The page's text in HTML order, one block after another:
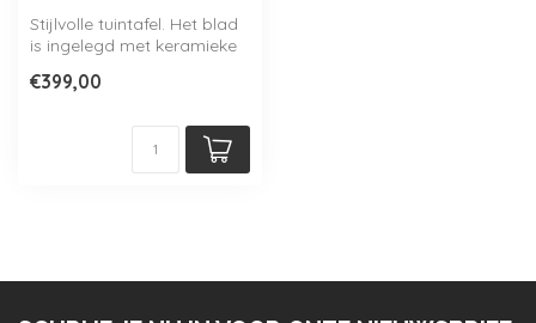
Stijlvolle tuintafel. Het blad
is ingelegd met keramieke
€399,00